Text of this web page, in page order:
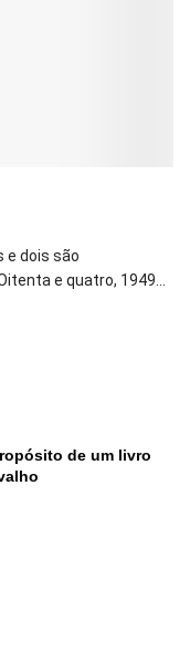
e dois são
e quatro, 1949...
de um livro